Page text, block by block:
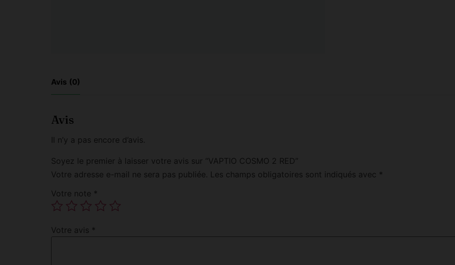
Avis (0)
Avis
Il n’y a pas encore d’avis.
Soyez le premier à laisser votre avis sur “VAPTIO COSMO 2 RED”
Votre adresse e-mail ne sera pas publiée. Les champs obligatoires sont indiqués avec *
Votre note *
Votre avis *